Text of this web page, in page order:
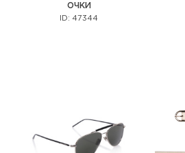
ОЧКИ
ID: 47344